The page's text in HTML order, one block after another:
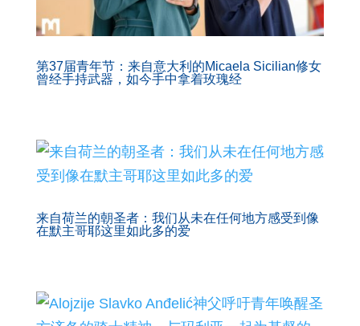
第37届青年节：来自意大利的Micaela Sicilian修女
曾经手持武器，如今手中拿着玫瑰经
来自荷兰的朝圣者：我们从未在任何地方感受到像
在默主哥耶这里如此多的爱